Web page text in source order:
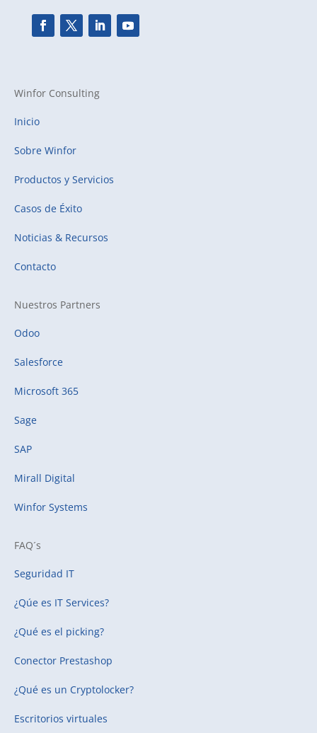
Winfor Consulting
Inicio
Sobre Winfor
Productos y Servicios
Casos de Éxito
Noticias & Recursos
Contacto
Nuestros Partners
Odoo
Salesforce
Microsoft 365
Sage
SAP
Mirall Digital
Winfor Systems
FAQ´s
Seguridad IT
¿Qúe es IT Services?
¿Qué es el picking?
Conector Prestashop
¿Qué es un Cryptolocker?
Escritorios virtuales